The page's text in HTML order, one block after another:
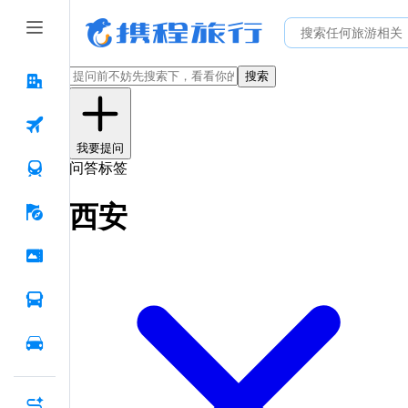
搜索
我要提问
问答标签
西安